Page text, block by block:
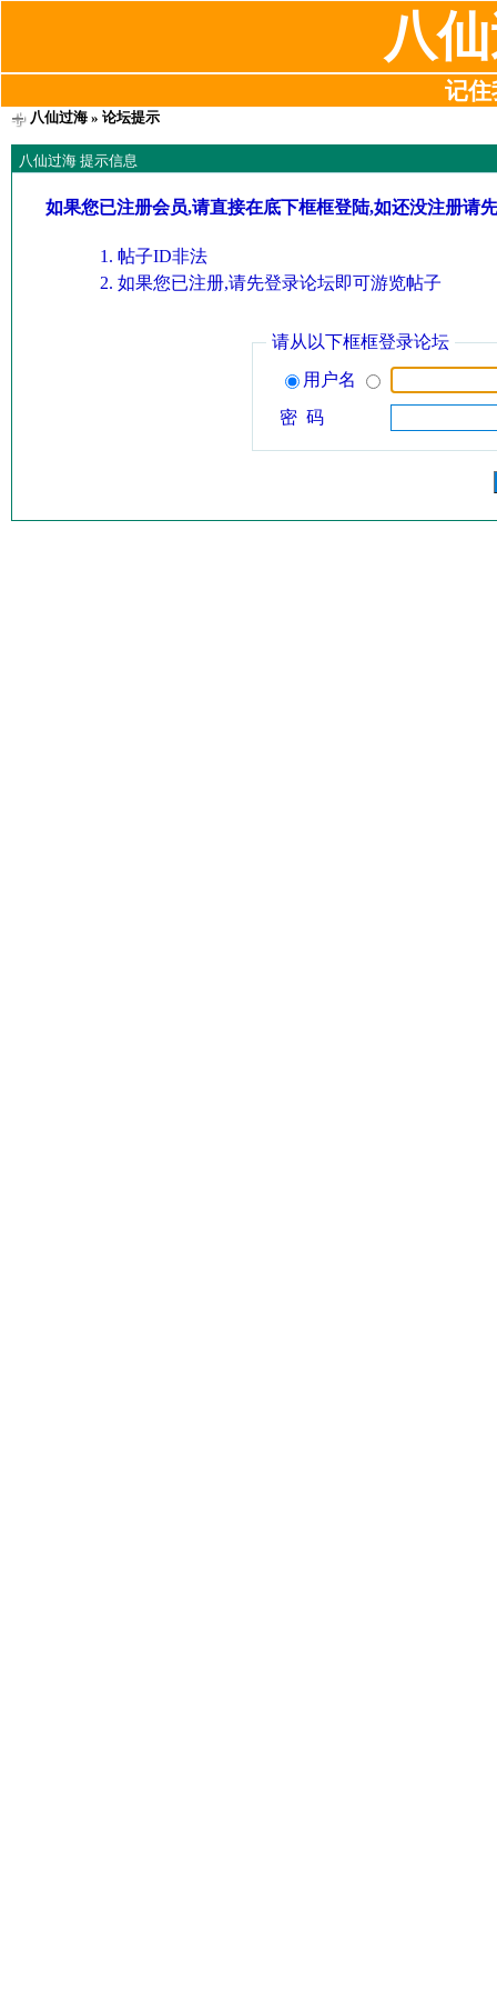
八
记住
八仙过海» 论坛提示
八仙过海 提示信息
如果您已注册会员,请直接在底下框框登陆,如还没注册请
帖子ID非法
如果您已注册,请先登录论坛即可游览帖子
请从以下框框登录论坛
用户名
密 码